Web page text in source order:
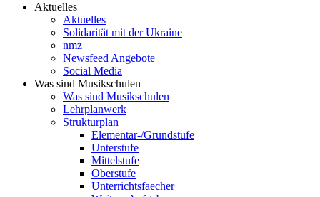
Aktuelles
Aktuelles
Solidarität mit der Ukraine
nmz
Newsfeed Angebote
Social Media
Was sind Musikschulen
Was sind Musikschulen
Lehrplanwerk
Strukturplan
Elementar-/Grundstufe
Unterstufe
Mittelstufe
Oberstufe
Unterrichtsfaecher